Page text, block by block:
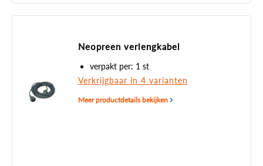
Neopreen verlengkabel
verpakt per: 1 st
Verkrijgbaar in 4 varianten
Meer productdetails bekijken